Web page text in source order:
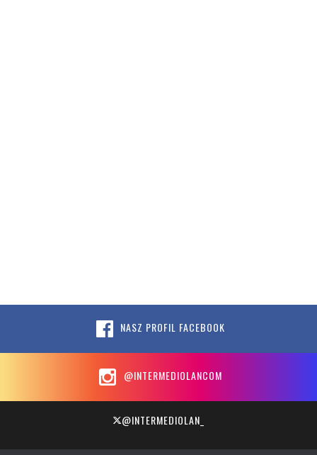
NASZ PROFIL FACEBOOK
@INTERMEDIOLANCOM
@INTERMEDIOLAN_